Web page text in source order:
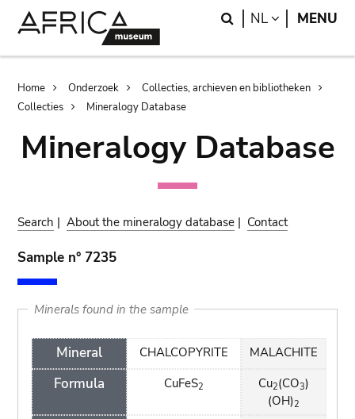
Search
NL LANGUAGE
MENU
Breadcrumb
Home Onderzoek
Collecties, archieven en bibliotheken
Collecties
Mineralogy Database
Mineralogy Database
Search |About the mineralogy database | Contact
Sample n° 7235
Minerals found in the sample
Mineral
Formula
CHALCOPYRITE
CuFeS2
MALACHITE
Cu2(CO3)
(OH)2